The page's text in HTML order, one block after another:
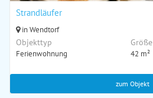
Strandläufer
in Wendtorf
Objekttyp
Ferienwohnung
Größe
42 m²
zum Objekt